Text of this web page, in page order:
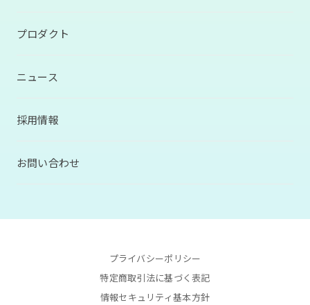
プロダクト
ニュース
採用情報
お問い合わせ
プライバシーポリシー
特定商取引法に基づく表記
情報セキュリティ基本方針